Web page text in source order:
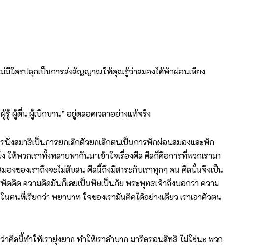
ม่มีใครปลุกเป็นการส่งสัญญาณให้คุณรู้ว่าสมองได้พักผ่อนเพียง
ผู้ตื่น ผู้เบิกบาน” อยู่ตลอดเวลาอย่างแท้จริง
งสมาธิเป็นการยกเลิกตัวยกเลิกตนเป็นการพักผ่อนสมองและพัก
ห้พวกเราทั้งหลายพากันมาเข้าใจเรื่องศีล ศีลก็คือการที่พวกเรามา
งของเราถึงจะไม่สับสน ศีลนี้ถึงมีสาระกับเราทุกๆ คน ศีลนั้นจึงเป็น
ดคิด ความคิดมันก็เลยเป็นพิษเป็นภัย พระพุทธเจ้าถึงบอกว่า ความ
นที่เรียกว่า พยาบาท ใจของเรามันคิดได้อย่างเดียว เราเอาตัวตน
ลนี้ทำให้เรายุ่งยาก ทำให้เราลำบาก มาริดรอนสิทธิ ไม่ใช่นะ พวก